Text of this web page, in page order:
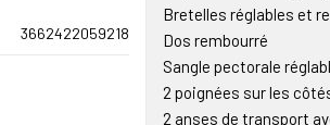
3662422059218
Bretelles réglables et
Dos rembourré
Sangle pectorale
2 poignées sur les
2 anses de transport